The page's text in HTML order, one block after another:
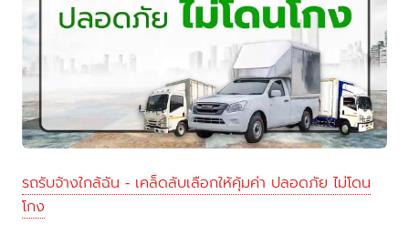
รถรับจ้างใกล้ฉัน - เคล็ดลับเลือกให้คุ้มค่า ปลอดภัย ไม่โดน
โกง